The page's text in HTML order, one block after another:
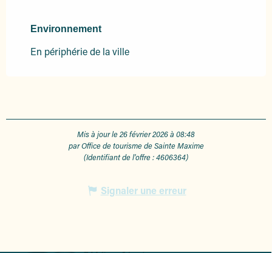
Environnement
Environnement
En périphérie de la ville
Mis à jour le 26 février 2026 à 08:48
par Office de tourisme de Sainte Maxime
(Identifiant de l'offre :4606364)
Signaler une erreur